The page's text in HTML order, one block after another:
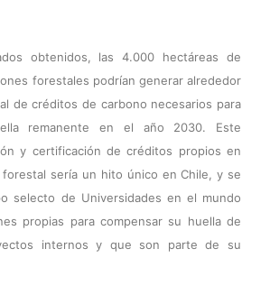
obtenidos, las 4.000 hectáreas de
forestales podrían generar alrededor
de créditos de carbono necesarios para
remanente en el año 2030. Este
y certificación de créditos propios en
forestal sería un hito único en Chile, y se
selecto de Universidades en el mundo
propias para compensar su huella de
internos y que son parte de su